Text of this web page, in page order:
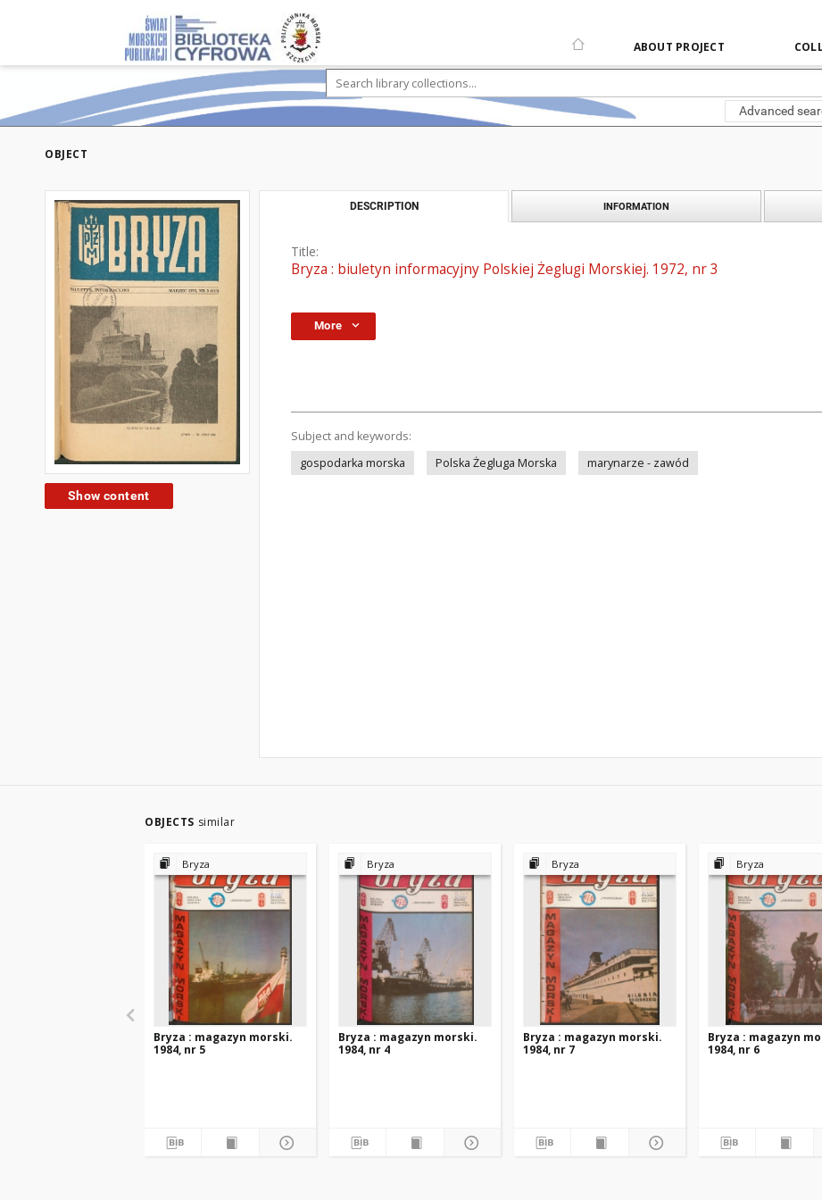
ABOUT PROJECT
Advanced
OBJECT
Show content
DESCRIPTION INFORMATION
Title:
Bryza : biuletyn informacyjny Polskiej Żeglugi Morskiej. 1972, nr 3
More
Subject and keywords:
gospodarka morska
Polska Żegluga Morska marynarze - zawód
OBJECTS similar
Bryza
Bryza : magazyn morski.
1984, nr 5
Bryza
Bryza : magazyn morski.
1984, nr 4
Bryza
Bryza : magazyn morski.
1984, nr 7
Bryza
Bryza : magazyn
1984, nr 6